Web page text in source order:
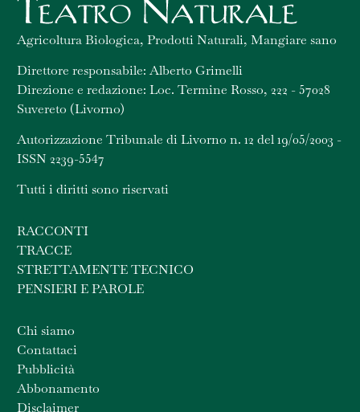
Agricoltura Biologica, Prodotti Naturali, Mangiare sano
Direttore responsabile: Alberto Grimelli
Direzione e redazione: Loc. Termine Rosso, 222 - 57028
Suvereto (Livorno)
Autorizzazione Tribunale di Livorno n. 12 del 19/05/2003 -
ISSN 2239-5547
Tutti i diritti sono riservati
RACCONTI
TRACCE
STRETTAMENTE TECNICO
PENSIERI E PAROLE
Chi siamo
Contattaci
Pubblicità
Abbonamento
Disclaimer